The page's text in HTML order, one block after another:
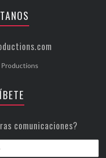
comunicaciones?